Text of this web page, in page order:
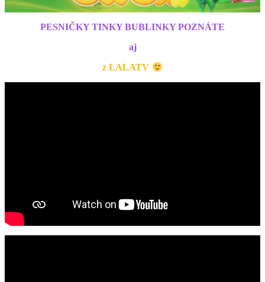
PESNIČKY TINKY BUBLINKY POZNÁTE
aj
z LALATV